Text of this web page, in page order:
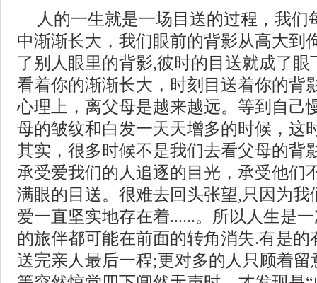
人的一生就是一场目送的过程，我
中渐渐长大，我们眼前的背影从高大到
了别人眼里的背影,彼时的目送就成了
看着你的渐渐长大，时刻目送着你的背
心理上，离父母是越来越远。等到自己
母的皱纹和白发一天天增多的时候，这
其实，很多时候不是我们去看父母的背
承受爱我们的人追逐的目光，承受他们
满眼的目送。很难去回头张望,只因为
爱一直坚实地存在着......。所以人生是
的旅伴都可能在前面的转角消失.有是
送完亲人最后一程;更对多的人只顾着